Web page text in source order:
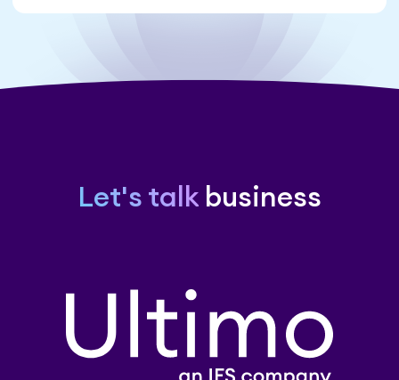
Let's talk business